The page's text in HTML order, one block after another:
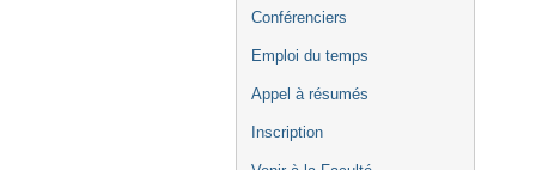
Conférenciers
Emploi du temps
Appel à résumés
Inscription